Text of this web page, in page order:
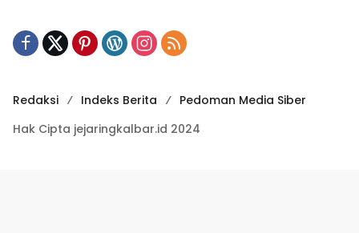
Redaksi Indeks Berita
Pedoman Media Siber
Hak Cipta jejaringkalbar.id 2024